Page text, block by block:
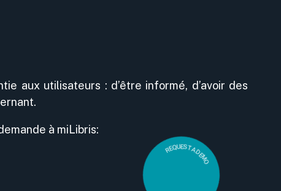
aux utilisateurs : d’être informé, d’avoir des
à miLibris:
REQUEST A DEMO